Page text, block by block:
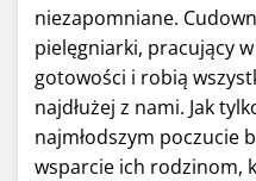
niezapomniane.
pielęgniarki, pracujący
gotowości i robią
najdłużej z nami. Jak
najmłodszym poczucie
wsparcie ich rodzinom,